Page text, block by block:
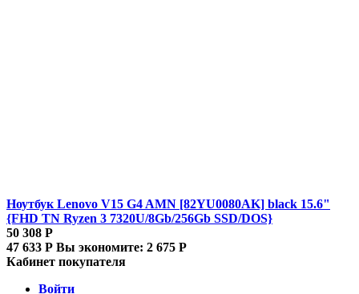
Ноутбук Lenovo V15 G4 AMN [82YU0080AK] black 15.6"
{FHD TN Ryzen 3 7320U/8Gb/256Gb SSD/DOS}
50 308 Р
47 633 Р Вы экономите: 2 675 Р
Кабинет покупателя
Войти